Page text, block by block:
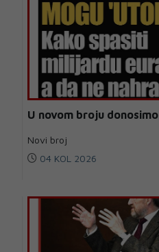
U novom broju donosimo
Novi broj
04 KOL 2026